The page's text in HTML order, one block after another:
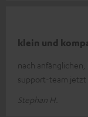
klein und
nach
support-team jetzt
Stephan H.